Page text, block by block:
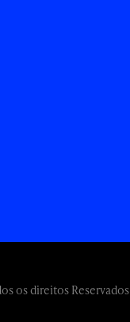
os direitos Reservados